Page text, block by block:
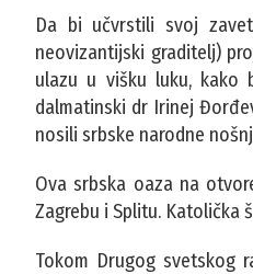
Da bi učvrstili svoj
neovizantijski graditelj)
ulazu u višku luku, kako
dalmatinski dr Irinej
nosili srbske narodne
Ova srbska oaza na
Zagrebu i Splitu. Katolička
Tokom Drugog svetskog